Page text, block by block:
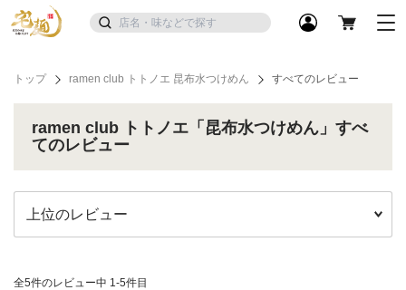
トップ ramen club トトノエ 昆布水つけめん すべてのレビュー
ramen club トトノエ「昆布水つけめん」すべ
てのレビュー
全5件のレビュー中 1-5件目